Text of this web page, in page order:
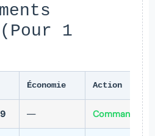
1
Économie Action
— Commander